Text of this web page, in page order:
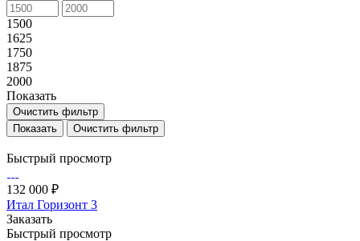
1500
1625
1750
1875
2000
Показать
Очистить фильтр
Очистить фильтр
Быстрый просмотр
132 000 ₽
Итал Горизонт 3
Заказать
Быстрый просмотр